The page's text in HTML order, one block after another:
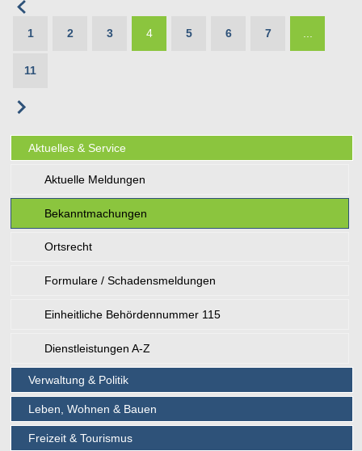
1 2 3 4 5 6 7
11
Aktuelles & Service
Aktuelle Meldungen
Bekanntmachungen
Ortsrecht
Formulare / Schadensmeldungen
Einheitliche Behördennummer 115
Dienstleistungen A-Z
Verwaltung & Politik
Leben, Wohnen & Bauen
Freizeit & Tourismus